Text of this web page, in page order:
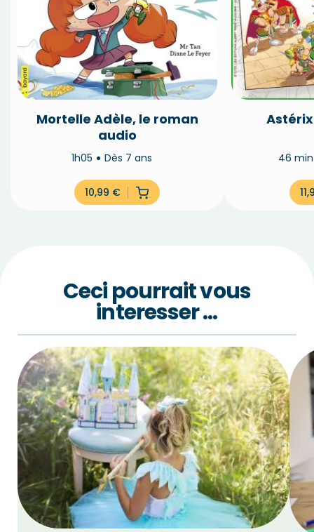
Mortelle Adèle, le roman
audio
1h05 Dès 7 ans
10,99 €
46
Ceci pourrait vous
interesser …